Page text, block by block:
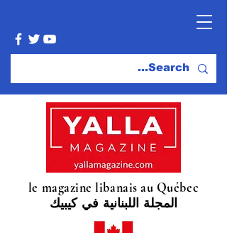
le magazine libanais au Québec
المجلة اللبنانية في كيبيك